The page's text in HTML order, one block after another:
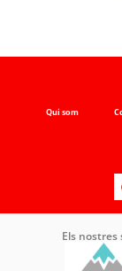
Qui som
Els nostres